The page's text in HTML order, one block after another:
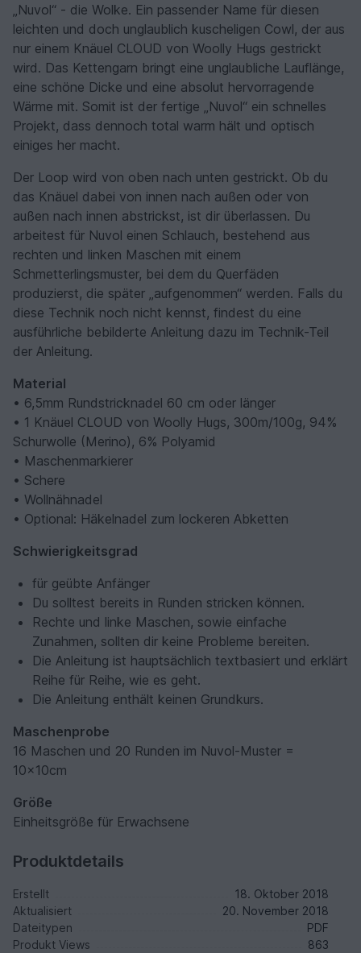
„Nuvol“ - die Wolke. Ein passender Name für diesen
leichten und doch unglaublich kuscheligen Cowl, der aus
nur einem Knäuel CLOUD von Woolly Hugs gestrickt
wird. Das Kettengarn bringt eine unglaubliche Lauflänge,
eine schöne Dicke und eine absolut hervorragende
Wärme mit. Somit ist der fertige „Nuvol“ ein schnelles
Projekt, dass dennoch total warm hält und optisch
einiges her macht.
Der Loop wird von oben nach unten gestrickt. Ob du
das Knäuel dabei von innen nach außen oder von
außen nach innen abstrickst, ist dir überlassen. Du
arbeitest für Nuvol einen Schlauch, bestehend aus
rechten und linken Maschen mit einem
Schmetterlingsmuster, bei dem du Querfäden
produzierst, die später „aufgenommen“ werden. Falls du
diese Technik noch nicht kennst, findest du eine
ausführliche bebilderte Anleitung dazu im Technik-Teil
der Anleitung.
Material
• 6,5mm Rundstricknadel 60 cm oder länger
• 1 Knäuel CLOUD von Woolly Hugs, 300m/100g, 94%
Schurwolle (Merino), 6% Polyamid
• Maschenmarkierer
• Schere
• Wollnähnadel
• Optional: Häkelnadel zum lockeren Abketten
Schwierigkeitsgrad
für geübte Anfänger
Du solltest bereits in Runden stricken können.
Rechte und linke Maschen, sowie einfache
Zunahmen, sollten dir keine Probleme bereiten.
Die Anleitung ist hauptsächlich textbasiert und erklärt
Reihe für Reihe, wie es geht.
Die Anleitung enthält keinen Grundkurs.
Maschenprobe
16 Maschen und 20 Runden im Nuvol-Muster =
10x10cm
Größe
Einheitsgröße für Erwachsene
Produktdetails
Erstellt
18. Oktober 2018
Aktualisiert
20. November 2018
Dateitypen
PDF
Produkt Views
863